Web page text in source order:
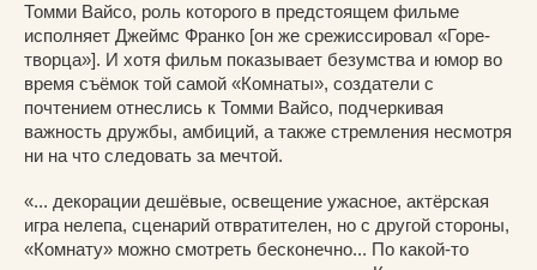
Томми Вайсо, роль которого в предстоящем фильме
исполняет Джеймс Франко [он же срежиссировал «Горе-
творца»]. И хотя фильм показывает безумства и юмор во
время съёмок той самой «Комнаты», создатели с
почтением отнеслись к Томми Вайсо, подчеркивая
важность дружбы, амбиций, а также стремления несмотря
ни на что следовать за мечтой.
«... декорации дешёвые, освещение ужасное, актёрская
игра нелепа, сценарий отвратителен, но с другой стороны,
«Комнату» можно смотреть бесконечно... По какой-то